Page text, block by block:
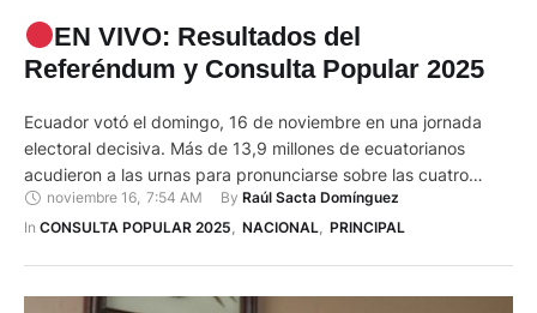
EN VIVO: Resultados del
Referéndum y Consulta Popular 2025
Ecuador votó el domingo, 16 de noviembre en una jornada
electoral decisiva. Más de 13,9 millones de ecuatorianos
acudieron a las urnas para pronunciarse sobre las cuatro
preguntas de la Consulta Popular y Referéndum 2025,
impulsados por el presidente Daniel Noboa con el objetivo de
noviembre 16 7:54 AM By Raúl Sacta Domínguez
In CONSULTA POPULAR 2025, NACIONAL, PRINCIPAL